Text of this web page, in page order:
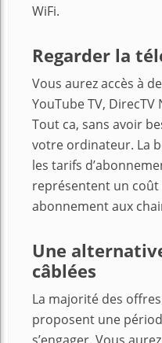
WiFi.
Regarder la
Vous aurez accès à
YouTube TV, DirecTV
Tout ca, sans avoir
votre ordinateur. La
les tarifs
représentent un
abonnement aux
Une
câblées
La majorité des
proposent une